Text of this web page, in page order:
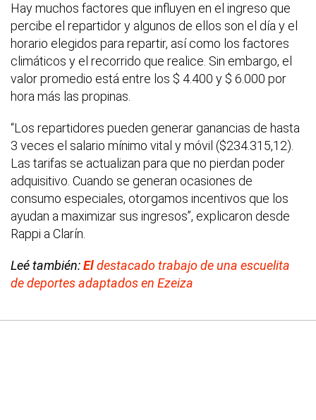
Hay muchos factores que influyen en el ingreso que
percibe el repartidor y algunos de ellos son el día y el
horario elegidos para repartir, así como los factores
climáticos y el recorrido que realice. Sin embargo, el
valor promedio está entre los $ 4.400 y $ 6.000 por
hora más las propinas.
“Los repartidores pueden generar ganancias de hasta
3 veces el salario mínimo vital y móvil ($234.315,12).
Las tarifas se actualizan para que no pierdan poder
adquisitivo. Cuando se generan ocasiones de
consumo especiales, otorgamos incentivos que los
ayudan a maximizar sus ingresos”, explicaron desde
Rappi a Clarín.
Leé también:Eldestacado trabajo de una escuelita
de deportes adaptados en Ezeiza